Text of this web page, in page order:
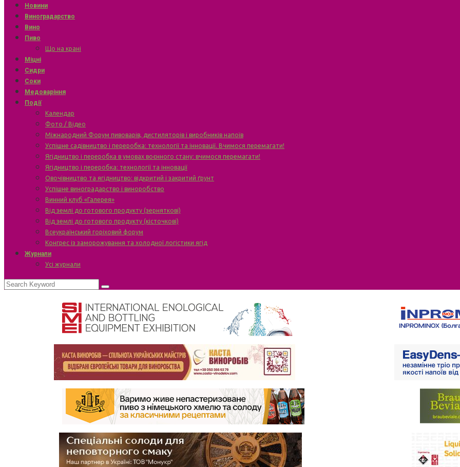
Новини
Виноградарство
Вино
Пиво
Що на крані
Міцні
Сидри
Соки
Медоваріння
Події
Календар
Фото / Відео
Міжнародний Форум пивоварів, дистиляторів і виробників напоїв
Успішне садівництво і переробка: технології та інновації. Вчимося перемагати!
Ягідництво і переробка в умовах воєнного стану: вчимося перемагати!
Ягідництво і переробка: технології та інновації
Овочівництво та ягідництво: відкритий і закритий ґрунт
Успішне виноградарство і виноробство
Винний клуб «Галерея»
Від землі до готового продукту (зерняткові)
Від землі до готового продукту (кісточкові)
Всеукраїнський горіховий форум
Конгрес із заморожування та холодної логістики ягід
Журнали
Усі журнали